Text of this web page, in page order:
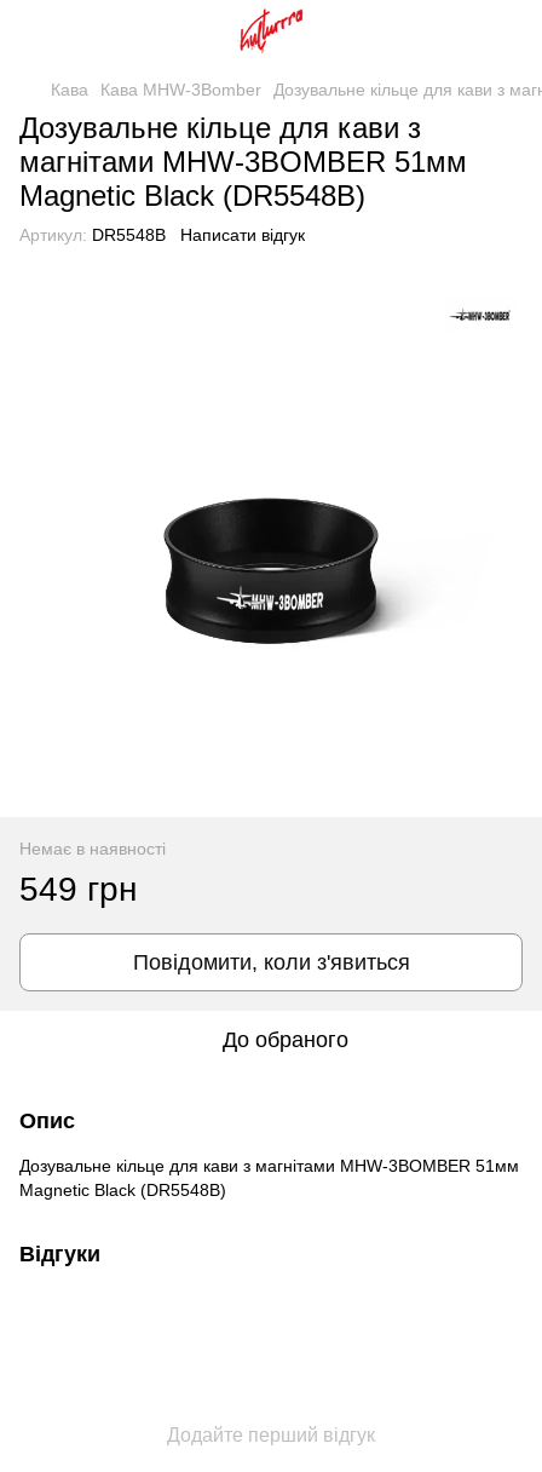
Кава Кава MHW-3Bomber Дозувальне кільце для кави з
Дозувальне кільце для кави з
магнітами MHW-3BOMBER 51мм
Magnetic Black (DR5548B)
Артикул: DR5548B Написати відгук
Немає в наявності
549 грн
Повідомити, коли з'явиться
До обраного
Опис
Дозувальне кільце для кави з магнітами MHW-3BOMBER 51мм
Magnetic Black (DR5548B)
Відгуки
Додайте перший відгук